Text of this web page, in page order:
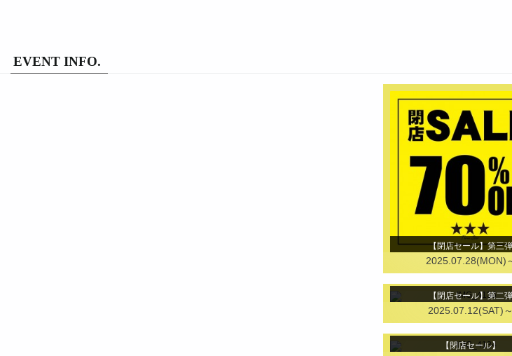
EVENT INFO.
【閉店セール】第三弾
2025.07.28(MON)
【閉店セール】第二弾
2025.07.12(SAT)～
【閉店セール】